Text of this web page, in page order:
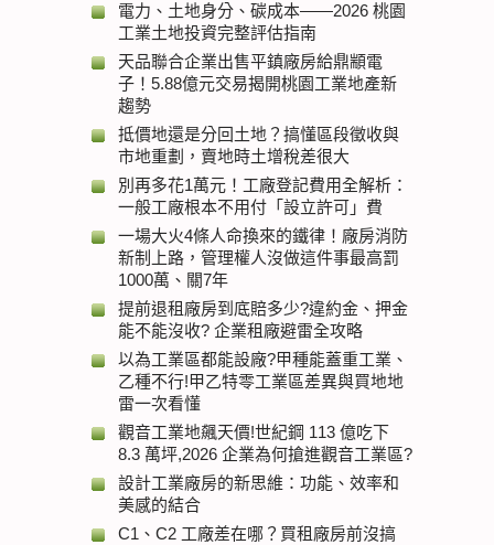
電力、土地身分、碳成本——2026 桃園
工業土地投資完整評估指南
天品聯合企業出售平鎮廠房給鼎顓電
子！5.88億元交易揭開桃園工業地產新
趨勢
抵價地還是分回土地？搞懂區段徵收與
市地重劃，賣地時土增稅差很大
別再多花1萬元！工廠登記費用全解析：
一般工廠根本不用付「設立許可」費
一場大火4條人命換來的鐵律！廠房消防
新制上路，管理權人沒做這件事最高罰
1000萬、關7年
提前退租廠房到底賠多少?違約金、押金
能不能沒收? 企業租廠避雷全攻略
以為工業區都能設廠?甲種能蓋重工業、
乙種不行!甲乙特零工業區差異與買地地
雷一次看懂
觀音工業地飆天價!世紀鋼 113 億吃下
8.3 萬坪,2026 企業為何搶進觀音工業區?
設計工業廠房的新思維：功能、效率和
美感的結合
C1、C2 工廠差在哪？買租廠房前沒搞